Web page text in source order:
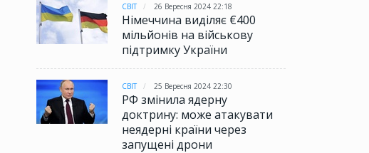
СВІТ 26 Вересня 2024 22:18
Німеччина виділяє €400
мільйонів на військову
підтримку України
СВІТ 25 Вересня 2024 22:30
РФ змінила ядерну
доктрину: може атакувати
неядерні країни через
запущені дрони